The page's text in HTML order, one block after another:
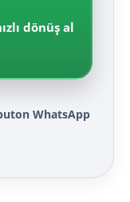
dönüş al
WhatsApp